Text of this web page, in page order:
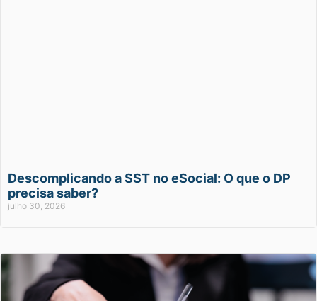
Descomplicando a SST no eSocial: O que o DP
precisa saber?
julho 30, 2026